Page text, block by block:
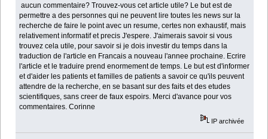
aucun commentaire? Trouvez-vous cet article utile? Le but est de
permettre a des personnes qui ne peuvent lire toutes les news sur la
recherche de faire le point avec un resume, certes non exhaustif, mais
relativement informatif et precis J'espere. J'aimerais savoir si vous
trouvez cela utile, pour savoir si je dois investir du temps dans la
traduction de l'article en Francais a nouveau l'annee prochaine. Ecrire
l'article et le traduire prend enormement de temps. Le but est d'informer
et d'aider les patients et familles de patients a savoir ce qu'ils peuvent
attendre de la recherche, en se basant sur des faits et des etudes
scientifiques, sans creer de faux espoirs. Merci d'avance pour vos
commentaires. Corinne
IP archivée